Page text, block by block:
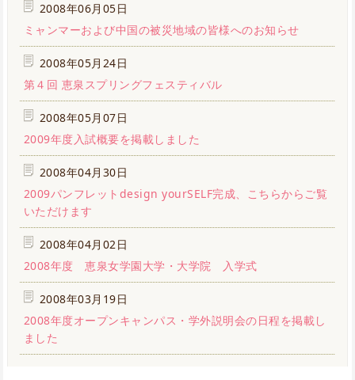
2008年06月05日
ミャンマーおよび中国の被災地域の皆様へのお知らせ
2008年05月24日
第４回 恵泉スプリングフェスティバル
2008年05月07日
2009年度入試概要を掲載しました
2008年04月30日
2009パンフレットdesign yourSELF完成、こちらからご覧
いただけます
2008年04月02日
2008年度 恵泉女学園大学・大学院 入学式
2008年03月19日
2008年度オープンキャンパス・学外説明会の日程を掲載し
ました